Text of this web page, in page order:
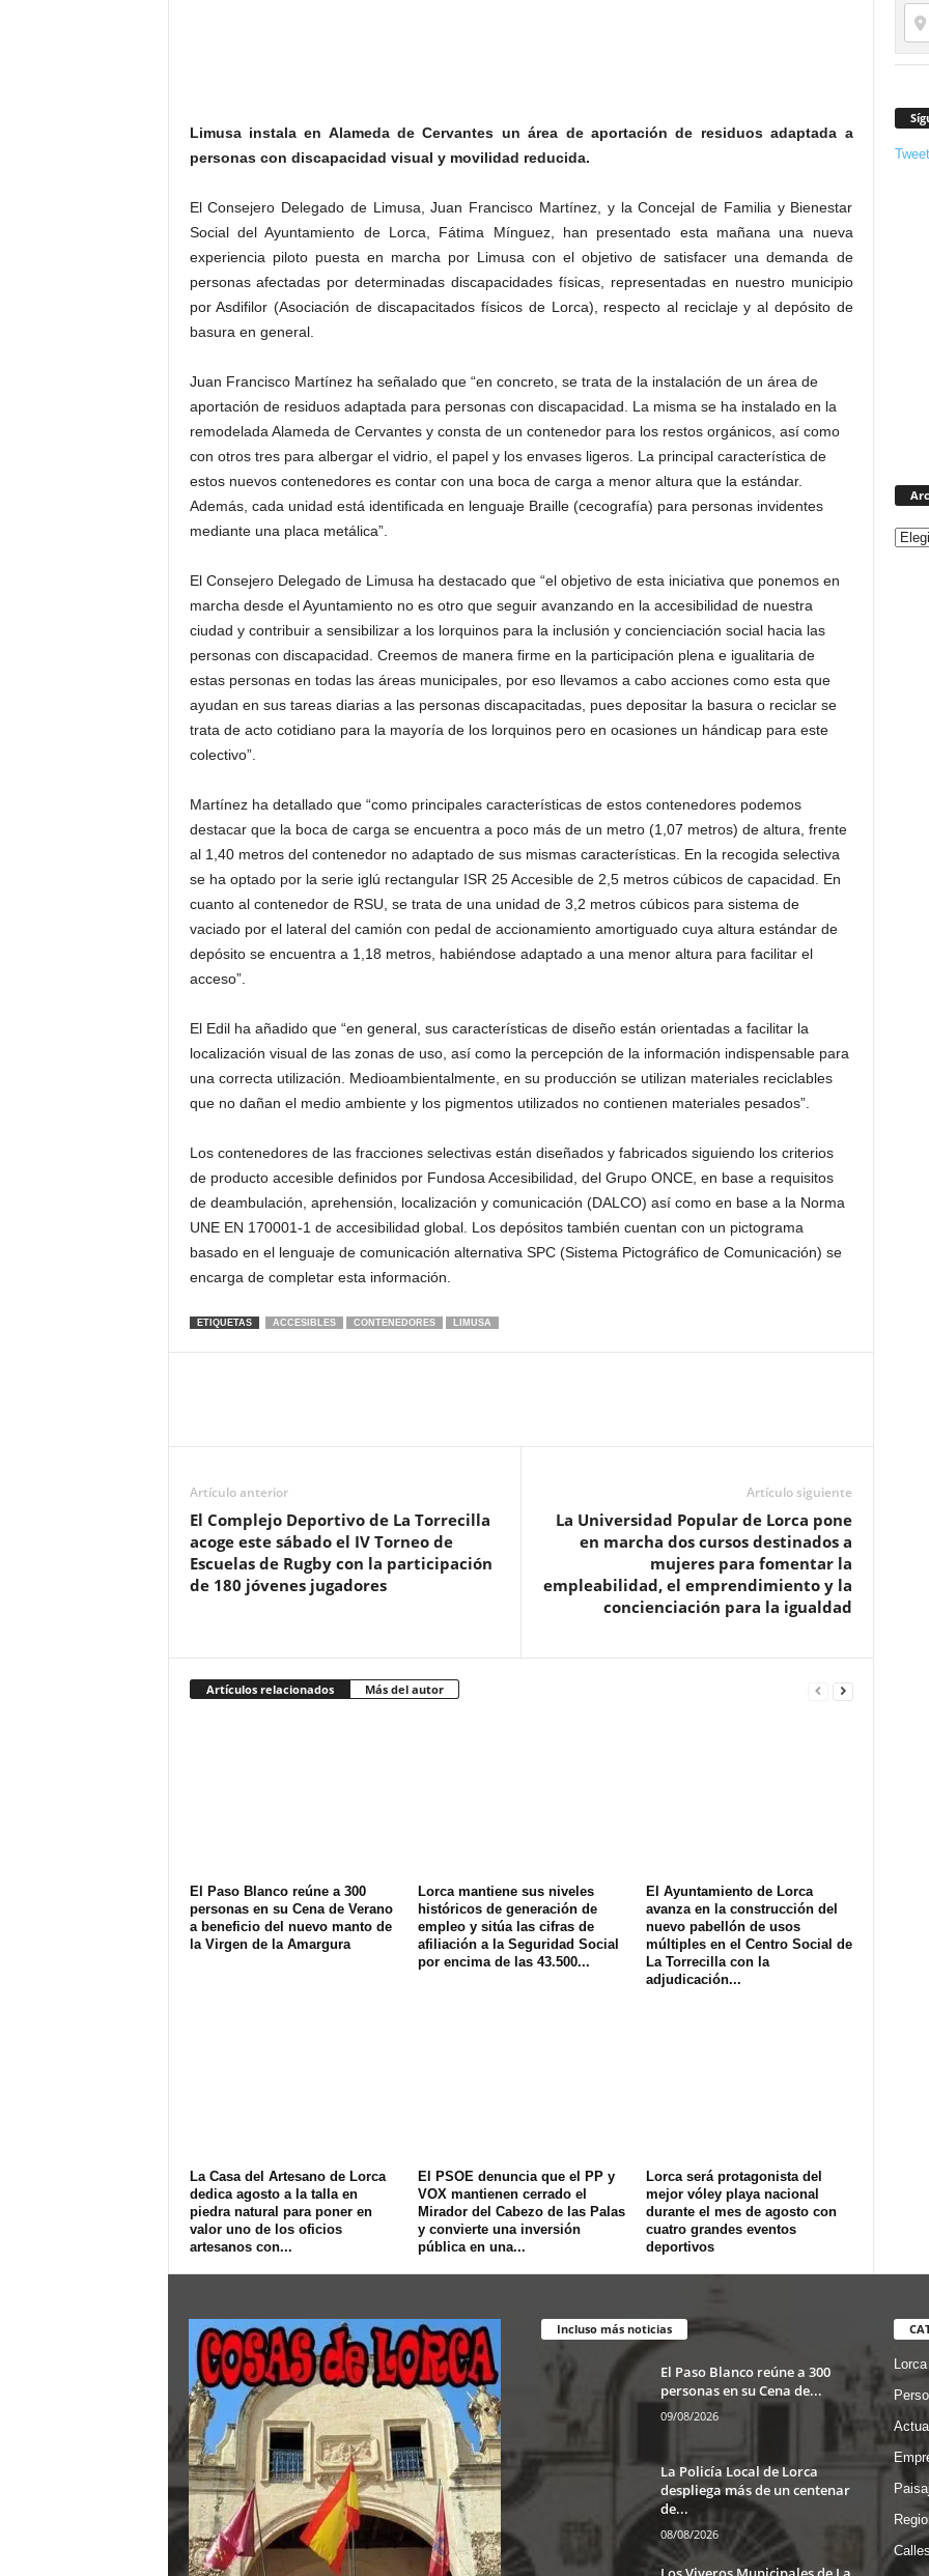
Limusa instala en Alameda de Cervantes un área de aportación de residuos adaptada a
personas con discapacidad visual y movilidad reducida.
El Consejero Delegado de Limusa, Juan Francisco Martínez, y la Concejal de Familia y Bienestar
Social del Ayuntamiento de Lorca, Fátima Mínguez, han presentado esta mañana una nueva
experiencia piloto puesta en marcha por Limusa con el objetivo de satisfacer una demanda de
personas afectadas por determinadas discapacidades físicas, representadas en nuestro municipio
por Asdifilor (Asociación de discapacitados físicos de Lorca), respecto al reciclaje y al depósito de
basura en general.
Juan Francisco Martínez ha señalado que “en concreto, se trata de la instalación de un área de
aportación de residuos adaptada para personas con discapacidad. La misma se ha instalado en la
remodelada Alameda de Cervantes y consta de un contenedor para los restos orgánicos, así como
con otros tres para albergar el vidrio, el papel y los envases ligeros. La principal característica de
estos nuevos contenedores es contar con una boca de carga a menor altura que la estándar.
Además, cada unidad está identificada en lenguaje Braille (cecografía) para personas invidentes
mediante una placa metálica”.
El Consejero Delegado de Limusa ha destacado que “el objetivo de esta iniciativa que ponemos en
marcha desde el Ayuntamiento no es otro que seguir avanzando en la accesibilidad de nuestra
ciudad y contribuir a sensibilizar a los lorquinos para la inclusión y concienciación social hacia las
personas con discapacidad. Creemos de manera firme en la participación plena e igualitaria de
estas personas en todas las áreas municipales, por eso llevamos a cabo acciones como esta que
ayudan en sus tareas diarias a las personas discapacitadas, pues depositar la basura o reciclar se
trata de acto cotidiano para la mayoría de los lorquinos pero en ocasiones un hándicap para este
colectivo”.
Martínez ha detallado que “como principales características de estos contenedores podemos
destacar que la boca de carga se encuentra a poco más de un metro (1,07 metros) de altura, frente
al 1,40 metros del contenedor no adaptado de sus mismas características. En la recogida selectiva
se ha optado por la serie iglú rectangular ISR 25 Accesible de 2,5 metros cúbicos de capacidad. En
cuanto al contenedor de RSU, se trata de una unidad de 3,2 metros cúbicos para sistema de
vaciado por el lateral del camión con pedal de accionamiento amortiguado cuya altura estándar de
depósito se encuentra a 1,18 metros, habiéndose adaptado a una menor altura para facilitar el
acceso”.
El Edil ha añadido que “en general, sus características de diseño están orientadas a facilitar la
localización visual de las zonas de uso, así como la percepción de la información indispensable para
una correcta utilización. Medioambientalmente, en su producción se utilizan materiales reciclables
que no dañan el medio ambiente y los pigmentos utilizados no contienen materiales pesados”.
Los contenedores de las fracciones selectivas están diseñados y fabricados siguiendo los criterios
de producto accesible definidos por Fundosa Accesibilidad, del Grupo ONCE, en base a requisitos
de deambulación, aprehensión, localización y comunicación (DALCO) así como en base a la Norma
UNE EN 170001-1 de accesibilidad global. Los depósitos también cuentan con un pictograma
basado en el lenguaje de comunicación alternativa SPC (Sistema Pictográfico de Comunicación) se
encarga de completar esta información.
ETIQUETAS ACCESIBLES CONTENEDORES LIMUSA
Artículo anterior
El Complejo Deportivo de La Torrecilla
acoge este sábado el IV Torneo de
Escuelas de Rugby con la participación
de 180 jóvenes jugadores
Artículo siguiente
La Universidad Popular de Lorca pone
en marcha dos cursos destinados a
mujeres para fomentar la
empleabilidad, el emprendimiento y la
concienciación para la igualdad
Artículos relacionados Más del autor
El Paso Blanco reúne a 300
personas en su Cena de Verano
a beneficio del nuevo manto de
la Virgen de la Amargura
Lorca mantiene sus niveles
históricos de generación de
empleo y sitúa las cifras de
afiliación a la Seguridad Social
por encima de las 43.500...
El Ayuntamiento de Lorca
avanza en la construcción del
nuevo pabellón de usos
múltiples en el Centro Social de
La Torrecilla con la
adjudicación...
La Casa del Artesano de Lorca
dedica agosto a la talla en
piedra natural para poner en
valor uno de los oficios
artesanos con...
El PSOE denuncia que el PP y
VOX mantienen cerrado el
Mirador del Cabezo de las Palas
y convierte una inversión
pública en una...
Lorca será protagonista del
mejor vóley playa nacional
durante el mes de agosto con
cuatro grandes eventos
deportivos
Incluso más noticias
El Paso Blanco reúne a 300
personas en su Cena de...
09/08/2026
La Policía Local de Lorca
despliega más de un centenar
de...
08/08/2026
Lorca